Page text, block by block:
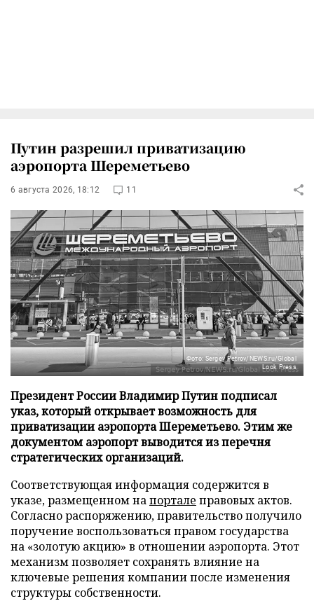
Путин разрешил приватизацию
аэропорта Шереметьево
6 августа 2026, 18:12 11
Фото: Sergey Petrov/NEWS.ru/Global
Look Press
Президент России Владимир Путин подписал
указ, который открывает возможность для
приватизации аэропорта Шереметьево. Этим же
документом аэропорт выводится из перечня
стратегических организаций.
Соответствующая информация содержится в
указе, размещенном напортале правовых актов.
Согласно распоряжению, правительство получило
поручение воспользоваться правом государства
на «золотую акцию» в отношении аэропорта. Этот
механизм позволяет сохранять влияние на
ключевые решения компании после изменения
структуры собственности.